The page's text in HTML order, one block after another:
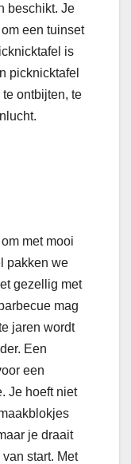
beschikt. Je
een tuinset
is
picknicktafel
ontbijten, te
met mooi
pakken we
gezellig met
mag
jaren wordt
Een
een
Je hoeft niet
je draait
start. Met